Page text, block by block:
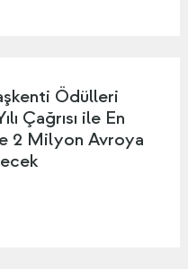
Ödülleri
Çağrısı ile En
2 Milyon Avroya